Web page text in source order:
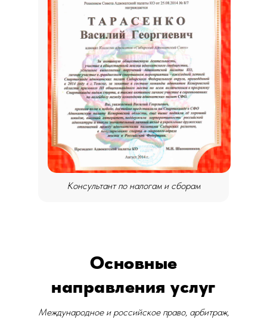
Консультант по налогам и сборам
Международное и российское право, арбитраж,
Основные
направления услуг